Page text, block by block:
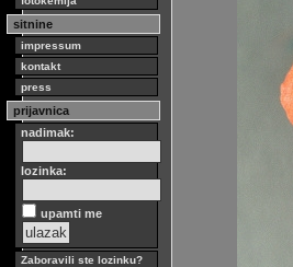
sitnine
impressum
kontakt
press
prijavnica
nadimak:
lozinka:
upamti me
Zaboravili ste lozinku?